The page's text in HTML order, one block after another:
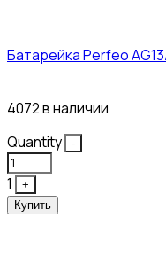
Батарейка Perfeo
4072 в наличии
Quantity
-
1
+
Купить